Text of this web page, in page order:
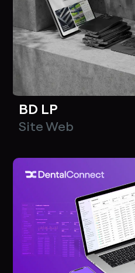
BD LP
Site Web